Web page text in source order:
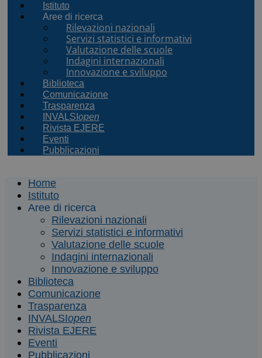
Istituto
Aree di ricerca
Rilevazioni nazionali
Servizi statistici e informativi
Valutazione delle scuole
Indagini internazionali
Innovazione e sviluppo
Biblioteca
Comunicazione
Trasparenza
INVALSI open
Rivista EJERE
Eventi
Pubblicazioni
Home
Istituto
Aree di ricerca
Rilevazioni nazionali
Servizi statistici e informativi
Valutazione delle scuole
Indagini internazionali
Innovazione e sviluppo
Biblioteca
Comunicazione
Trasparenza
INVALSIopen
Rivista EJERE
Eventi
Pubblicazioni